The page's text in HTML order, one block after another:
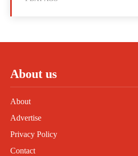
About us
About
Advertise
Privacy Policy
Contact